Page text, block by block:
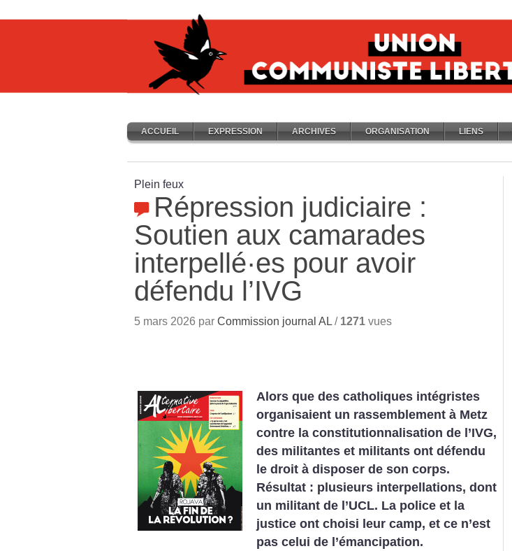
ACCUEIL EXPRESSION ARCHIVES ORGANISATION LIENS
Plein feux
Répression judiciaire :
Soutien aux camarades
interpellé·es pour avoir
défendu l’IVG
5 mars 2026 par Commission journal AL / 1271 vues
Alors que des catholiques intégristes
organisaient un rassemblement à Metz
contre la constitutionnalisation de l’IVG,
des militantes et militants ont défendu
le droit à disposer de son corps.
Résultat : plusieurs interpellations, dont
un militant de l’UCL. La police et la
justice ont choisi leur camp, et ce n’est
pas celui de l’émancipation.